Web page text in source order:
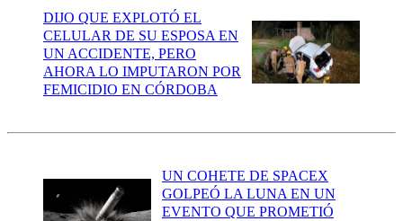
DIJO QUE EXPLOTÓ EL
CELULAR DE SU ESPOSA EN
UN ACCIDENTE, PERO
AHORA LO IMPUTARON POR
FEMICIDIO EN CÓRDOBA
UN COHETE DE SPACEX
GOLPEÓ LA LUNA EN UN
EVENTO QUE PROMETIÓ